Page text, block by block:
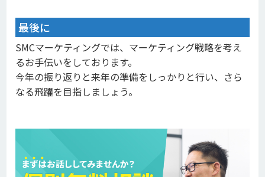
最後に
SMCマーケティングでは、マーケティング戦略を考え
るお手伝いをしております。
今年の振り返りと来年の準備をしっかりと行い、さら
なる飛躍を目指しましょう。